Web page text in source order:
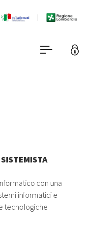
con una
informatici e
tecnologiche